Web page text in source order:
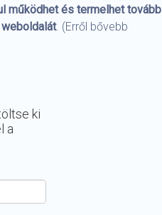
működhet és termelhet tovább
. (Erről bővebb
ki
a